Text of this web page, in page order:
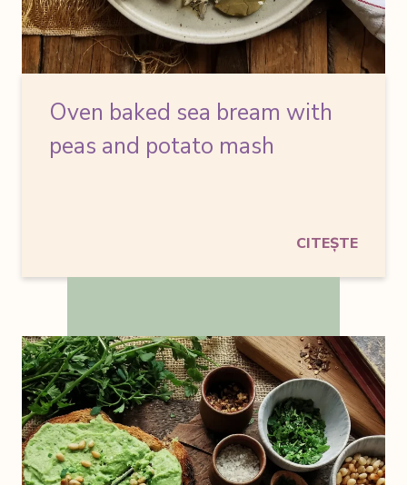
Oven baked sea bream with
peas and potato mash
CITEȘTE